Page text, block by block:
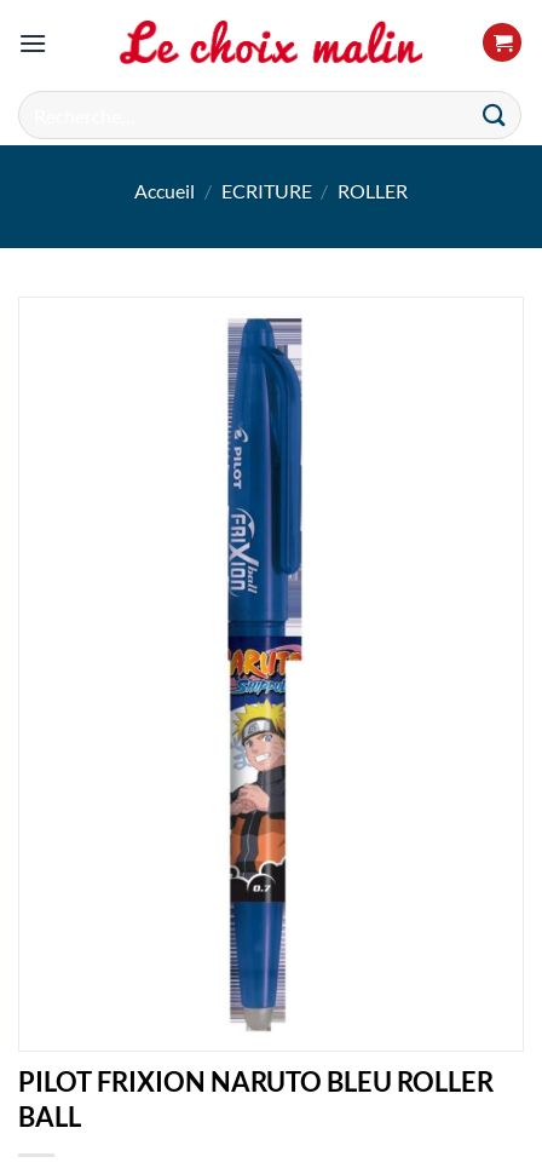
Recherche
pour :
Accueil / ECRITURE / ROLLER
PILOT FRIXION NARUTO BLEU ROLLER
BALL